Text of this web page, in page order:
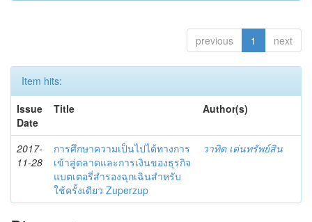
previous 1 next
Item hits:
Issue
Date
Title Author(s)
2017-
11-28
การศึกษาความเป็นไปได้ทางการ
เข้าสู่ตลาดและการเงินของธุรกิจ
แบตเตอรี่สำรองฉุกเฉินสำหรับ
ใช้ครั้งเดียว Zuperzup
วาทิต เด่นทรัพย์สิน